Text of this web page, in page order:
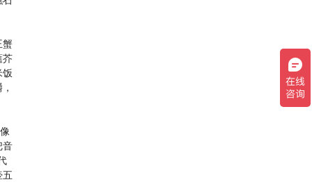
蟹
芥
音